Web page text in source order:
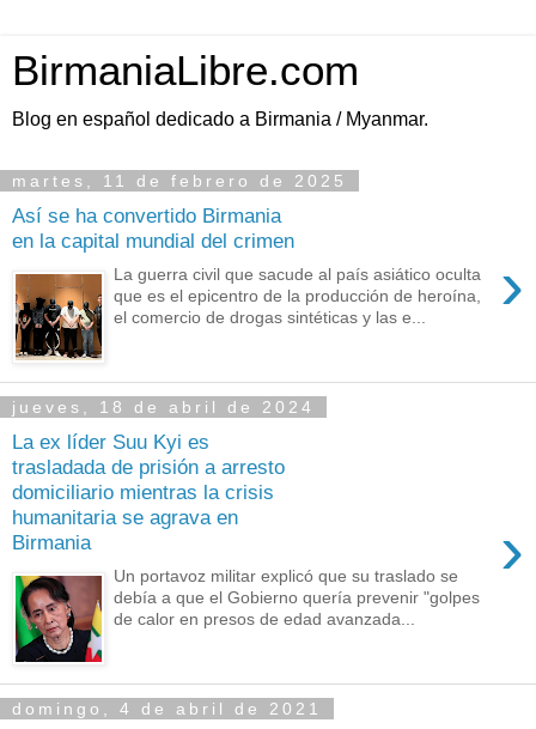
BirmaniaLibre.com
Blog en español dedicado a Birmania / Myanmar.
martes, 11 de febrero de 2025
Así se ha convertido Birmania
en la capital mundial del crimen
›
La guerra civil que sacude al país asiático oculta
que es el epicentro de la producción de heroína,
el comercio de drogas sintéticas y las e...
jueves, 18 de abril de 2024
La ex líder Suu Kyi es
trasladada de prisión a arresto
domiciliario mientras la crisis
humanitaria se agrava en
Birmania
›
Un portavoz militar explicó que su traslado se
debía a que el Gobierno quería prevenir "golpes
de calor en presos de edad avanzada...
domingo, 4 de abril de 2021